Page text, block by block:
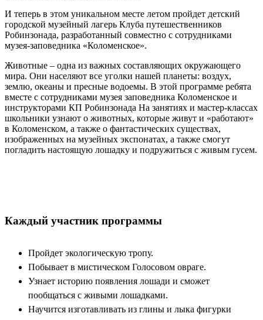
И теперь в этом уникальном месте летом пройдет детский
городской музейный лагерь Клуба путешественников
Робинзонада, разработанный совместно с сотрудниками
музея-заповедника «Коломенское».
Животные – одна из важных составляющих окружающего
мира. Они населяют все уголки нашей планеты: воздух,
землю, океаны и пресные водоемы. В этой программе ребята
вместе с сотрудниками музея заповедника Коломенское и
инструкторами КП Робинзонада На занятиях и мастер-классах
школьники узнают о животных, которые живут и «работают»
в Коломенском, а также о фантастических существах,
изображенных на музейных экспонатах, а также смогут
погладить настоящую лошадку и подружиться с живым гусем.
Каждый участник программы
Пройдет экологическую тропу.
Побывает в мистическом Голосовом овраге.
Узнает историю появления лошади и сможет
пообщаться с живыми лошадками.
Научится изготавливать из глины и лыка фигурки